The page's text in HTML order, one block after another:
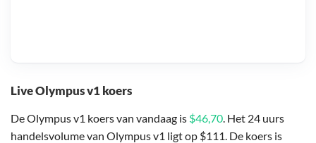
Live Olympus v1 koers
De Olympus v1 koers van vandaag is $46,70. Het 24 uurs
handelsvolume van Olympus v1 ligt op $111. De koers is